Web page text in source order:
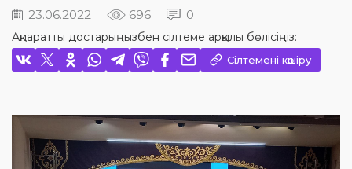
23.06.2022 696 0
Ақпаратты достарыңызбен сілтеме арқылы бөлісіңіз:
Сілтемені көшіру